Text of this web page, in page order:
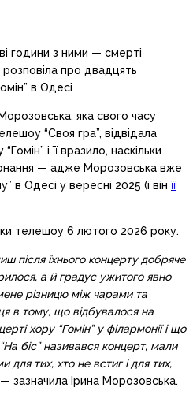
яка свого часу
“Своя гра”, відвідала
і її вразило, наскільки
— адже Морозовська вже
в Одесі у вересні 2025 (і вінїї
телешоу 6 лютого 2026 року.
після їхнього концерту добряче
а й градус ужитого явно
різницю між чарами та
в тому, що відбувалося на
хору “Гомін” у філармонії і що
біс” називався концерт, мали
для тих, хто не встиг і для тих,
— зазначила Ірина Морозовська.